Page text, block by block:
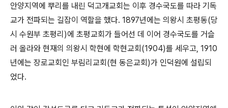
안양지역에 뿌리를 내린 덕고개교회는 이후 경수국도를 따라 기독
교가 전파되는 길잡이 역할을 했다. 1897년에는 의왕시 초평동(당
시 수원부 초평리 )에 초평교회가 들어선 데 이어 경수국도를 거슬
러 올라와 현재의 의왕시 학현에 학현교회 (1904)를 세우고, 1910
년에는 장로교회인 부림리교회 (현 동은교회 )가 인덕원에 설립되
었다.